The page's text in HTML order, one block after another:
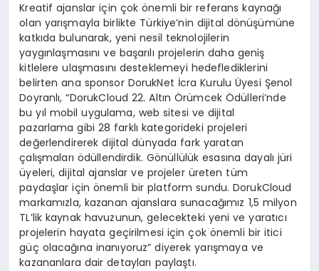
Kreatif ajanslar için çok önemli bir referans kaynağı
olan yarışmayla birlikte Türkiye’nin dijital dönüşümüne
katkıda bulunarak, yeni nesil teknolojilerin
yaygınlaşmasını ve başarılı projelerin daha geniş
kitlelere ulaşmasını desteklemeyi hedeflediklerini
belirten ana sponsor DorukNet İcra Kurulu Üyesi Şenol
Doyranlı, “DorukCloud 22. Altın Örümcek Ödülleri’nde
bu yıl mobil uygulama, web sitesi ve dijital
pazarlama gibi 28 farklı kategorideki projeleri
değerlendirerek dijital dünyada fark yaratan
çalışmaları ödüllendirdik. Gönüllülük esasına dayalı jüri
üyeleri, dijital ajanslar ve projeler üreten tüm
paydaşlar için önemli bir platform sundu. DorukCloud
markamızla, kazanan ajanslara sunacağımız 1,5 milyon
TL’lik kaynak havuzunun, gelecekteki yeni ve yaratıcı
projelerin hayata geçirilmesi için çok önemli bir itici
güç olacağına inanıyoruz” diyerek yarışmaya ve
kazananlara dair detayları paylaştı.